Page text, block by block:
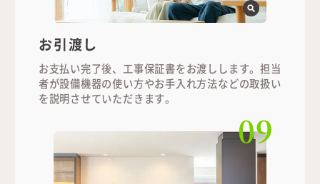
お引渡し
お支払い完了後、工事保証書をお渡しします。担当
者が設備機器の使い方やお手入れ方法などの取扱い
を説明させていただきます。
09